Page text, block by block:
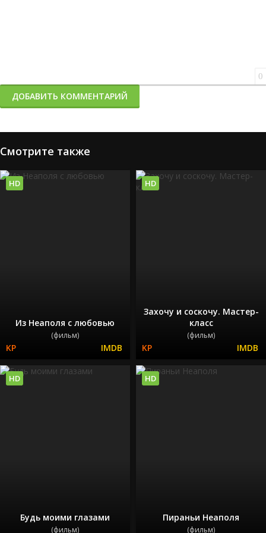
0
ДОБАВИТЬ КОММЕНТАРИЙ
Смотрите также
Из Неаполя с любовью
(фильм)
HD
Захочу и соскочу. Мастер-
класс
(фильм)
HD
Будь моими глазами
(фильм)
HD
Пираньи Неаполя
(фильм)
HD